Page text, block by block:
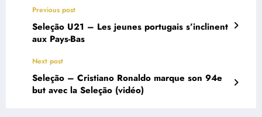
Previous post
Seleção U21 – Les jeunes portugais s’inclinent
aux Pays-Bas
Next post
Seleção – Cristiano Ronaldo marque son 94e
but avec la Seleção (vidéo)